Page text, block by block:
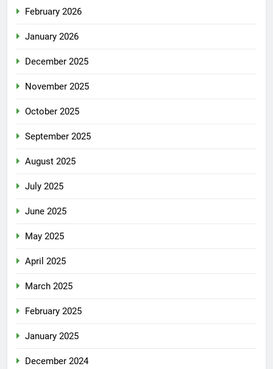
February 2026
January 2026
December 2025
November 2025
October 2025
September 2025
August 2025
July 2025
June 2025
May 2025
April 2025
March 2025
February 2025
January 2025
December 2024